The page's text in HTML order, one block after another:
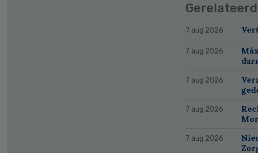
7 aug 2026
7 aug 2026
7 aug 2026
7 aug 2026
7 aug 2026